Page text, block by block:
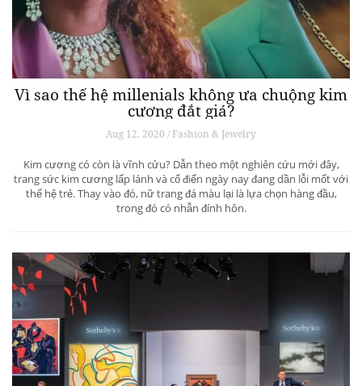
Vì sao thế hệ millenials không ưa chuộng kim
cương đắt giá?
Aug 12, 2020 / Fashion & Jewelry
Kim cương có còn là vĩnh cửu? Dẫn theo một nghiên cứu mới đây,
trang sức kim cương lấp lánh và cổ điển ngày nay đang dần lỗi mốt với
thế hệ trẻ. Thay vào đó, nữ trang đá màu lại là lựa chọn hàng đầu,
trong đó có nhẫn đính hôn.